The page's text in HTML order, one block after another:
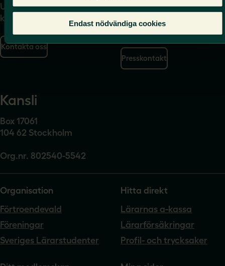
Endast nödvändiga cookies
Uppgifter om hur du
kontaktar oss finns här.
Kontakta oss
Journalist – du når oss
på
press@sverigeslarare.
se
Presskontakt
Kansli
Box 17061
104 62 Stockholm
Org.nr. 802540-5542
Organisation
Förtroendevald
Föreningar
Sveriges Lärarstudenter
Hitta direkt
Lärarnas a-kassa
Lärarförsäkringar
Profil- och trycksaker